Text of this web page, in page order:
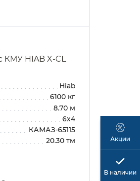
КМУ HIAB X-CL
Hiab
6100 кг
8.70 м
6х4
КАМАЗ-65115
20.30 тм Акции
В наличии